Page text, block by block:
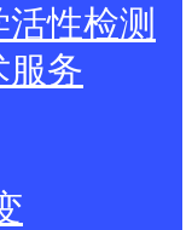
性检测
服务